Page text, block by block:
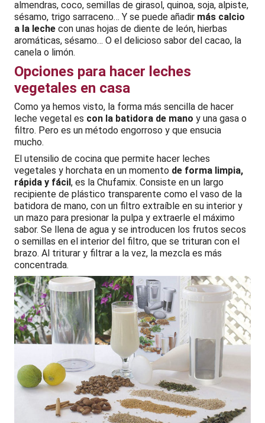
almendras, coco, semillas de girasol, quinoa, soja, alpiste,
sésamo, trigo sarraceno… Y se puede añadir más calcio
a la leche con unas hojas de diente de león, hierbas
aromáticas, sésamo… O el delicioso sabor del cacao, la
canela o limón.
Opciones para hacer leches
vegetales en casa
Como ya hemos visto, la forma más sencilla de hacer
leche vegetal es con la batidora de mano y una gasa o
filtro. Pero es un método engorroso y que ensucia
mucho.
El utensilio de cocina que permite hacer leches
vegetales y horchata en un momento de forma limpia,
rápida y fácil, es la Chufamix. Consiste en un largo
recipiente de plástico transparente como el vaso de la
batidora de mano, con un filtro extraíble en su interior y
un mazo para presionar la pulpa y extraerle el máximo
sabor. Se llena de agua y se introducen los frutos secos
o semillas en el interior del filtro, que se trituran con el
brazo. Al triturar y filtrar a la vez, la mezcla es más
concentrada.